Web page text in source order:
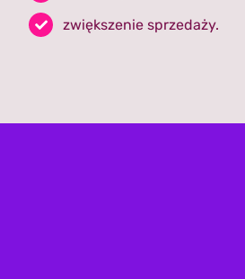
zwiększenie sprzedaży.